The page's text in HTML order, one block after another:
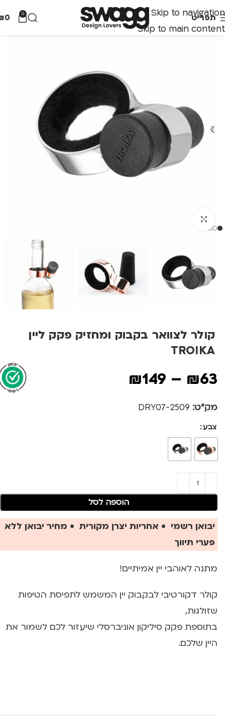
Skip to navigation
Skip to main content
תפריט 0
0
קולר לצוואר בקבוק ומחזיק פקק ליין
TROIKA
₪63
–
₪149
מק"ט: 2509-DRY07
צבע
הוספה לסל
יבואן רשמי • אחריות יצרן מקורית • מחיר יבואן ללא
פערי תיווך
מתנה לאוהבי יין אמיתיים!
קולר דקורטיבי לבקבוק יין המשמש לתפיסת הטיפות
שזולגות,
בתוספת פקק סיליקון אוניברסלי שיעזור לכם לשמור את
היין שלכם.